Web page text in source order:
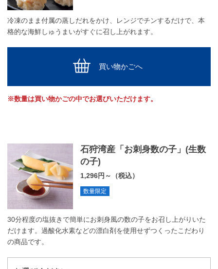
冷凍のまま付属の蒸しだれをかけ、レンジでチンするだけで、本
格的な海鮮しゅうまいがすぐに召し上がれます。
買い物かごへ
※数量は買い物かごの中でお選びいただけます。
石狩湾産「お刺身数の子」(生数
の子)
1,296円～（税込）
数量限定
30分程度の塩抜きで簡単にお刺身風の数の子をお召し上がりいた
だけます。過酸化水素などの漂白剤を使用せずつくったこだわり
の商品です。